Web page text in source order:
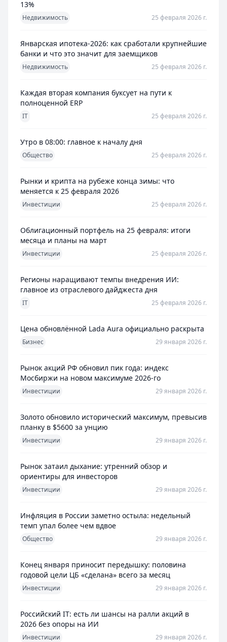
13%
Недвижимость 25 февраля 2026 г.
Январская ипотека-2026: как сработали крупнейшие
банки и что это значит для заемщиков
Недвижимость 25 февраля 2026 г.
Каждая вторая компания буксует на пути к
полноценной ERP
IT 25 февраля 2026 г.
Утро в 08:00: главное к началу дня
Общество 25 февраля 2026 г.
Рынки и крипта на рубеже конца зимы: что
меняется к 25 февраля 2026
Инвестиции 25 февраля 2026 г.
Облигационный портфель на 25 февраля: итоги
месяца и планы на март
Инвестиции 25 февраля 2026 г.
Регионы наращивают темпы внедрения ИИ:
главное из отраслевого дайджеста дня
IT 25 февраля 2026 г.
Цена обновлённой Lada Aura официально раскрыта
Бизнес 29 января 2026 г.
Рынок акций РФ обновил пик года: индекс
Мосбиржи на новом максимуме 2026-го
Инвестиции 29 января 2026 г.
Золото обновило исторический максимум, превысив
планку в $5600 за унцию
Инвестиции 29 января 2026 г.
Рынок затаил дыхание: утренний обзор и
ориентиры для инвесторов
Инвестиции 29 января 2026 г.
Инфляция в России заметно остыла: недельный
темп упал более чем вдвое
Общество 29 января 2026 г.
Конец января приносит передышку: половина
годовой цели ЦБ «сделана» всего за месяц
Инвестиции 29 января 2026 г.
Российский IT: есть ли шансы на ралли акций в
2026 без опоры на ИИ
Инвестиции 29 января 2026 г.